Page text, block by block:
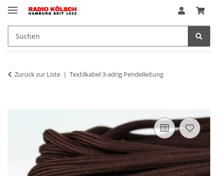
Zurück zur Liste Textilkabel 3-adrig Pendelleitung